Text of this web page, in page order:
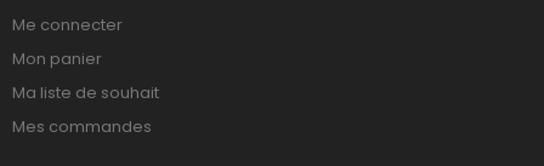
Me connecter
Mon panier
Ma liste de souhait
Mes commandes